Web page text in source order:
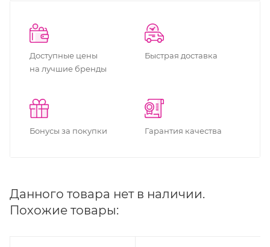
Доступные цены
на лучшие бренды
Быстрая доставка
Бонусы за покупки Гарантия качества
Данного товара нет в наличии.
Похожие товары: